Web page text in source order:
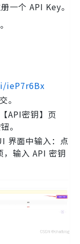
一个 API Key。
ieP7r6Bx
。
API密钥】页
。
界面中输入：点
输入 API 密钥